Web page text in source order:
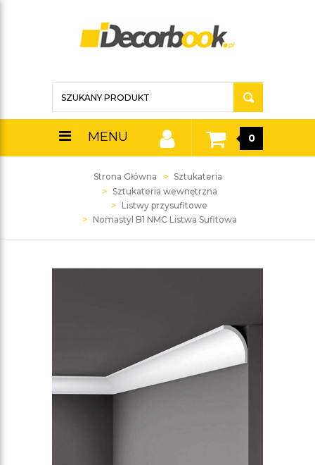
MENU 0
Strona Główna
Sztukateria
Sztukateria wewnętrzna
Listwy przysufitowe
Nomastyl B1 NMC Listwa Sufitowa